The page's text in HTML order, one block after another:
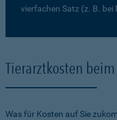
vierfachen Satz (z. B.
Tierarztkosten
Was für Kosten auf Sie